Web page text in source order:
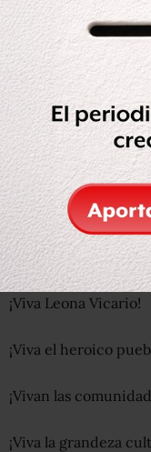
Mexicanas,
¡Viva la
¡Viva Miguel
¡Viva José María
¡Viva Josefa Ortiz
¡Viva Ignacio Allende!
¡Viva Leona Vicario!
¡Viva el heroico
¡Vivan las
¡Viva la grandeza